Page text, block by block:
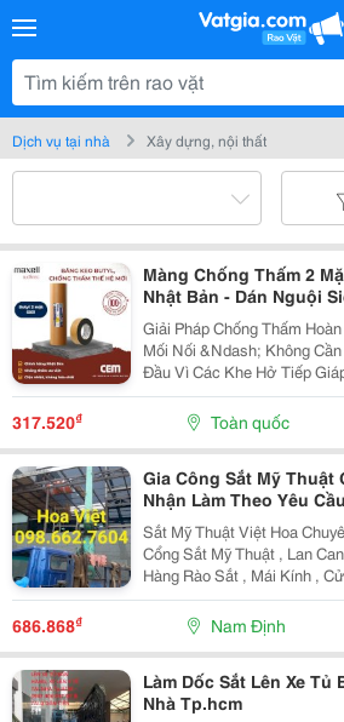
Dịch vụ tại nhà Xây dựng, nội thất
Màng Chống Thấm 2
Nhật Bản - Dán Nguội
Giải Pháp Chống Thấm
Mối Nối &Ndash; Không Cần Khò Lửa!
Đầu Vì Các Khe Hở Tiếp
Hay Cổ Ống Liên Tục Bị Rò
Trám Thông Thường
317.520₫ Toàn quốc
Gia Công Sắt Mỹ Thuật
Nhận Làm Theo Yêu Cầu
Sắt Mỹ Thuật Việt Hoa
Cổng Sắt Mỹ Thuật , Lan
Hàng Rào Sắt , Mái Kính ,
Hoặc Yêu Cầu Của Khách Hàng. ✔ Gia Công
Tại Xưởng ✔ Mẫu Mã Đa
686.868₫ Nam Định
Làm Dốc Sắt Lên Xe Tủ
Nhà Tp.hcm